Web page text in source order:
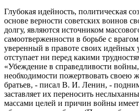
Глубокая идейность, политическая
основе верности советских воинов
долгу, являются источником
самоотверженности в борьбе с
уверенный в правоте своих идейных
отступает ни перед какими
«Убеждение в справедливости
необходимости пожертвовать своею
братьев, - писал В. И. Ленин, -
заставляет их переносить
массами целей и причин войны